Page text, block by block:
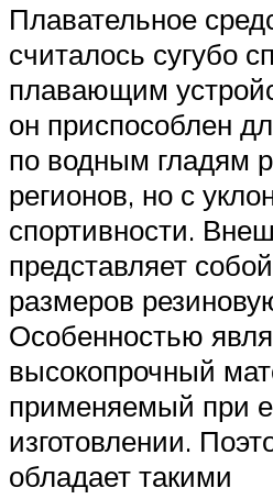
Плавательное
считалось сугубо
плавающим
он приспособлен
по водным гладям
регионов, но с
спортивности.
представляет
размеров
Особенностью
высокопрочный
применяемый при
изготовлении.
обладает такими